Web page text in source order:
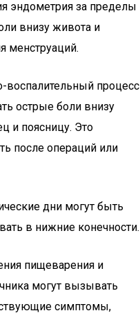
эндометрия за пределы
внизу живота и
менструаций.
воспалительный процесс
острые боли внизу
и поясницу. Это
после операций или
дни могут быть
в нижние конечности.
пищеварения и
могут вызывать
симптомы,